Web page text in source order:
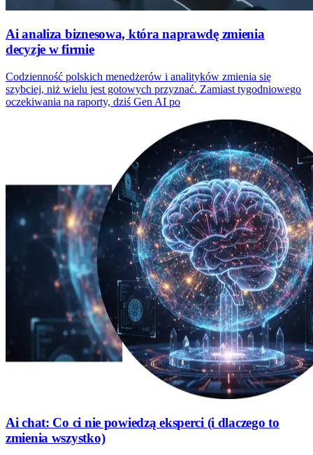
Ai analiza biznesowa, która naprawdę zmienia
decyzje w firmie
Codzienność polskich menedżerów i analityków zmienia się
szybciej, niż wielu jest gotowych przyznać. Zamiast tygodniowego
oczekiwania na raporty, dziś Gen AI po
Ai chat: Co ci nie powiedzą eksperci (i dlaczego to
zmienia wszystko)